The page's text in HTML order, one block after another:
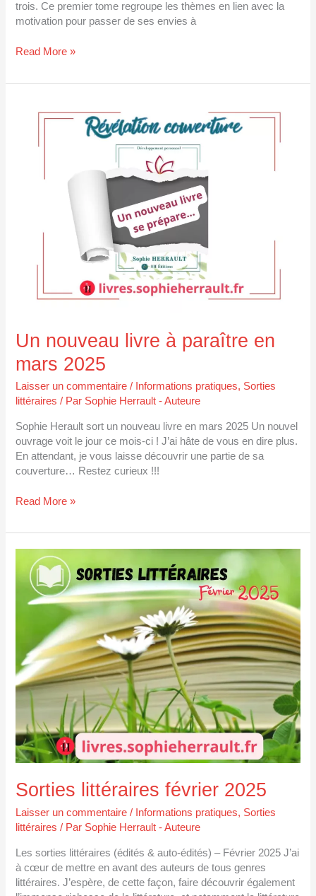
trois. Ce premier tome regroupe les thèmes en lien avec la
motivation pour passer de ses envies à
Read More »
Un nouveau livre à paraître en
mars 2025
Laisser un commentaire / Informations pratiques, Sorties
littéraires / Par Sophie Herrault - Auteure
Sophie Herault sort un nouveau livre en mars 2025 Un nouvel
ouvrage voit le jour ce mois-ci ! J’ai hâte de vous en dire plus.
En attendant, je vous laisse découvrir une partie de sa
couverture… Restez curieux !!!
nouveau
Read More »
Sorties littéraires février 2025
Laisser un commentaire / Informations pratiques, Sorties
littéraires / Par Sophie Herrault - Auteure
Les sorties littéraires (édités & auto-édités) – Février 2025 J’ai
à cœur de mettre en avant des auteurs de tous genres
littéraires. J’espère, de cette façon, faire découvrir également
Sorties
littéraires
février
2025